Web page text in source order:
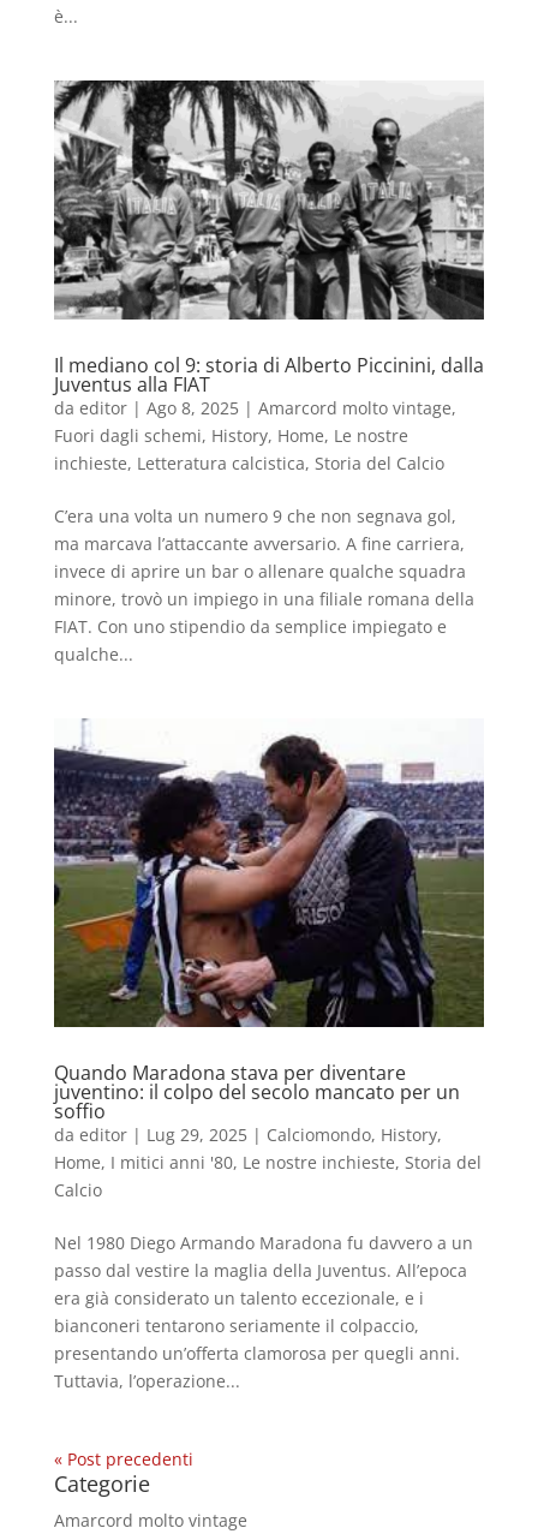
è...
Il mediano col 9: storia di Alberto Piccinini, dalla
Juventus alla FIAT
da editor| Ago 8, 2025| Amarcord molto vintage,
Fuori dagli schemi, History, Home, Le nostre
inchieste, Letteratura calcistica, Storia del Calcio
C’era una volta un numero 9 che non segnava gol,
ma marcava l’attaccante avversario. A fine carriera,
invece di aprire un bar o allenare qualche squadra
minore, trovò un impiego in una filiale romana della
FIAT. Con uno stipendio da semplice impiegato e
qualche...
Quando Maradona stava per diventare
juventino: il colpo del secolo mancato per un
soffio
da editor| Lug 29, 2025| Calciomondo, History,
Home, I mitici anni '80, Le nostre inchieste, Storia del
Calcio
Nel 1980 Diego Armando Maradona fu davvero a un
passo dal vestire la maglia della Juventus. All’epoca
era già considerato un talento eccezionale, e i
bianconeri tentarono seriamente il colpaccio,
presentando un’offerta clamorosa per quegli anni.
Tuttavia, l’operazione...
« Post precedenti
Categorie
Amarcord molto vintage